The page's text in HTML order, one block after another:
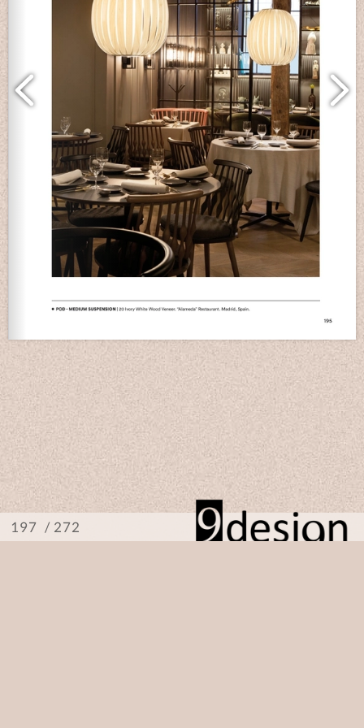
/ 272